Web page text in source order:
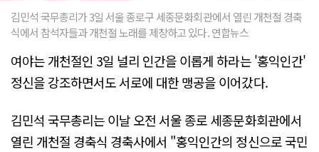
김민석 국무총리가 3일 서울 종로구 세종문화회관에서 열린 개천절 경축
식에서 참석자들과 개천절 노래를 제창하고 있다. 연합뉴스
여야는 개천절인 3일 널리 인간을 이롭게 하라는 '홍익인간'
정신을 강조하면서도 서로에 대한 맹공을 이어갔다.
김민석 국무총리는 이날 오전 서울 종로 세종문화회관에서
열린 개천절 경축식 경축사에서 "홍익인간의 정신으로 국민